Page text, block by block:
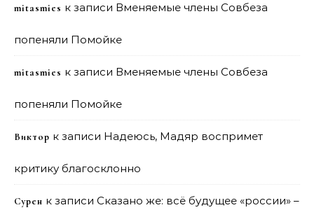
mitasmies к записи Вменяемые члены Совбеза
попеняли Помойке
mitasmies к записи Вменяемые члены Совбеза
попеняли Помойке
Виктор к записи Надеюсь, Мадяр воспримет
критику благосклонно
Сурен к записи Сказано же: всё будущее «россии» –